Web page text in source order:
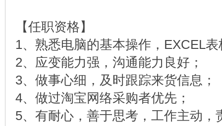
【任职资格】
1、熟悉电脑的基本操作，EXCEL
2、应变能力强，沟通能力良好；
3、做事心细，及时跟踪来货信息；
4、做过淘宝网络采购者优先；
5、有耐心，善于思考，工作主动，